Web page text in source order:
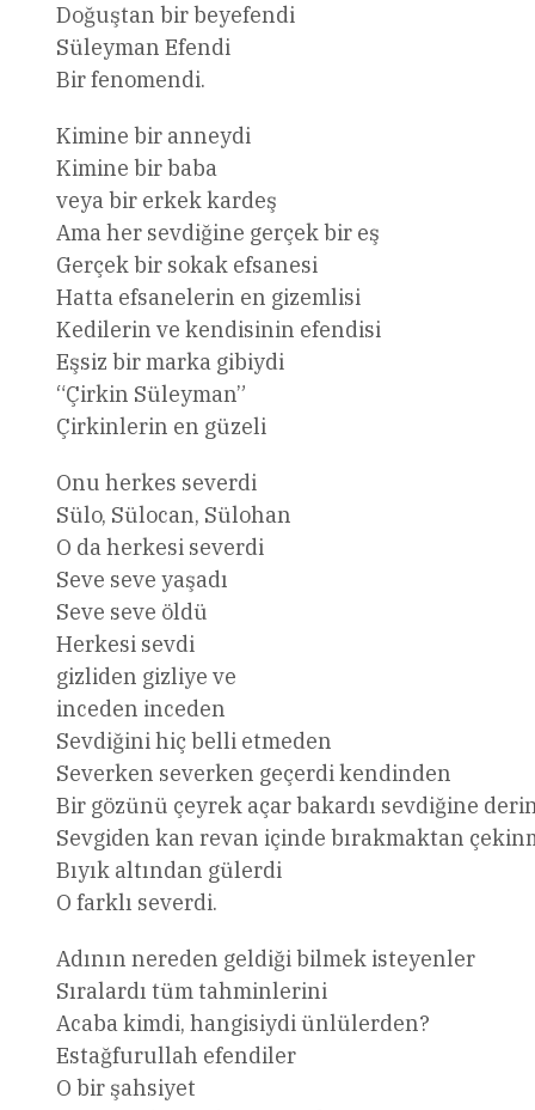
Doğuştan bir beyefendi
Süleyman Efendi
Bir fenomendi.
Kimine bir anneydi
Kimine bir baba
veya bir erkek kardeş
Ama her sevdiğine gerçek bir eş
Gerçek bir sokak efsanesi
Hatta efsanelerin en gizemlisi
Kedilerin ve kendisinin efendisi
Eşsiz bir marka gibiydi
“Çirkin Süleyman”
Çirkinlerin en güzeli
Onu herkes severdi
Sülo, Sülocan, Sülohan
O da herkesi severdi
Seve seve yaşadı
Seve seve öldü
Herkesi sevdi
gizliden gizliye ve
inceden inceden
Sevdiğini hiç belli etmeden
Severken severken geçerdi kendinden
Bir gözünü çeyrek açar bakardı sevdiğine
Sevgiden kan revan içinde bırakmaktan
Bıyık altından gülerdi
O farklı severdi.
Adının nereden geldiği bilmek isteyenler
Sıralardı tüm tahminlerini
Acaba kimdi, hangisiydi ünlülerden?
Estağfurullah efendiler
O bir şahsiyet